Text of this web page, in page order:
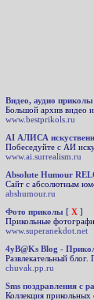
Видео, аудио
Большой архив видео
www.bestprikols.ru
AI АЛИСА
Побеседуйте с АИ
www.ai.surrealism.ru
Absolute Humour
Сайт с абсолютным
abshumour.ru
Фото приколы [ X ]
Прикольные
www.superanekdot.net
4yB@Ks Blog -
Развлекательный
chuvak.pp.ru
Sms поздравления с
Коллекция